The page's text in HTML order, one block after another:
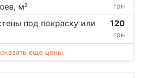
м²
грн
под покраску или
120
грн
еще цены